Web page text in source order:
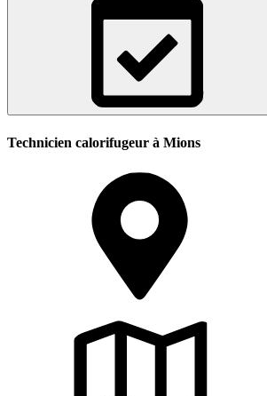
Technicien calorifugeur à Mions